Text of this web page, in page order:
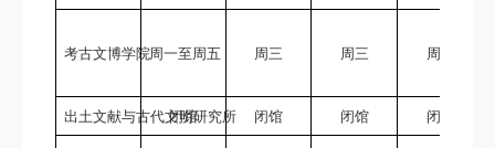
考古文博学院周一至周五 周三 周三 周三
出土文献与古代文明研究所
闭馆 闭馆 闭馆 闭馆